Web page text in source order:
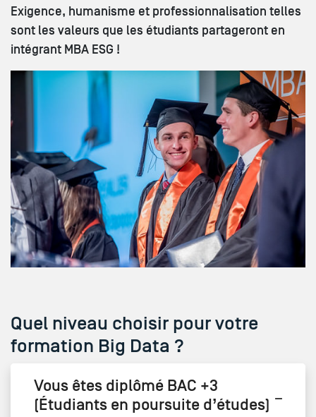
Exigence, humanisme et professionnalisation telles
sont les valeurs que les étudiants partageront en
intégrant MBA ESG !
Quel niveau choisir pour votre
formation Big Data ?
Vous êtes diplômé BAC +3
(Étudiants en poursuite d’études)